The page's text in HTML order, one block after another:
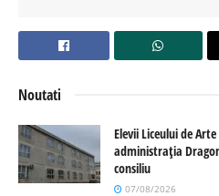
Noutati
Elevii Liceului de
administrația
consiliu
07/08/2026